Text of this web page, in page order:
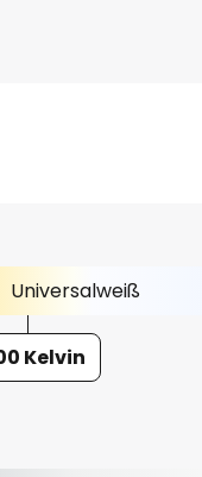
Universalweiß
Kelvin